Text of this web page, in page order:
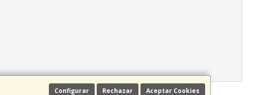
Configurar Rechazar Aceptar Cookies